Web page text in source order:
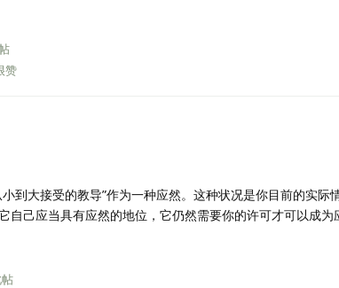
赞
到大接受的教导”作为一种应然。这种状况是你目前的实际情
自己应当具有应然的地位，它仍然需要你的许可才可以成为